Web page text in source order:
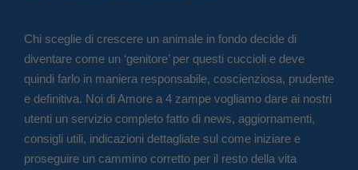
Chi sceglie di crescere un animale in fondo decide di
diventare come un ‘genitore’ per questi cuccioli e deve
quindi farlo in maniera responsabile, coscienziosa, prudente
e definitiva. Noi di Amore a 4 zampe vogliamo dare ai nostri
utenti un servizio completo fatto di news, aggiornamenti,
consigli utili, indicazioni dettagliate sul come iniziare e
proseguire un cammino corretto per il resto della vita